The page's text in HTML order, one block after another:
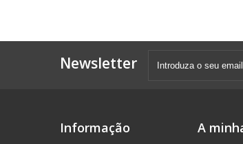
Newsletter
Informação A